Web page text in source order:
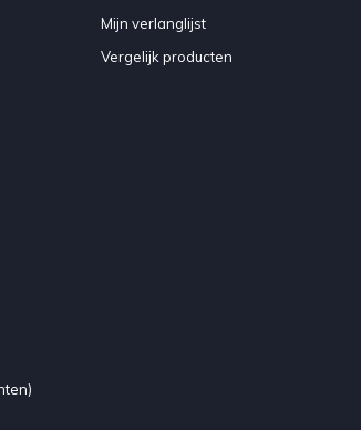
Mijn verlanglijst
Vergelijk producten